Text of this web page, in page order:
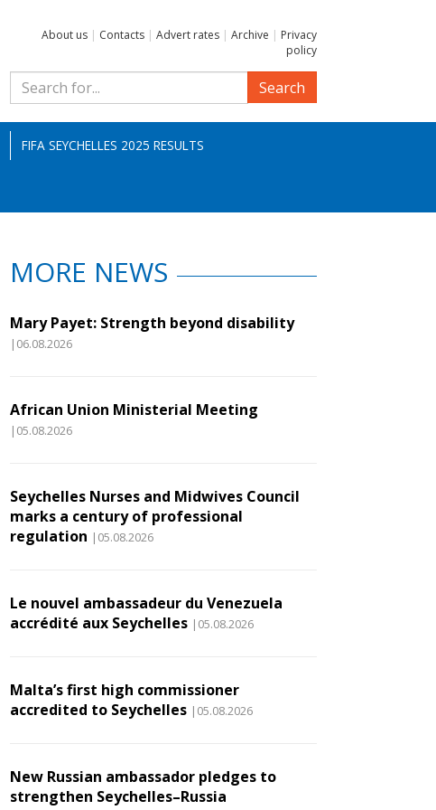
About us | Contacts | Advert rates | Archive | Privacy
policy
Search
FIFA SEYCHELLES 2025 RESULTS
MORE NEWS
Mary Payet: Strength beyond disability
|06.08.2026
African Union Ministerial Meeting
|05.08.2026
Seychelles Nurses and Midwives Council
marks a century of professional
regulation |05.08.2026
Le nouvel ambassadeur du Venezuela
accrédité aux Seychelles |05.08.2026
Malta’s first high commissioner
accredited to Seychelles |05.08.2026
New Russian ambassador pledges to
strengthen Seychelles–Russia